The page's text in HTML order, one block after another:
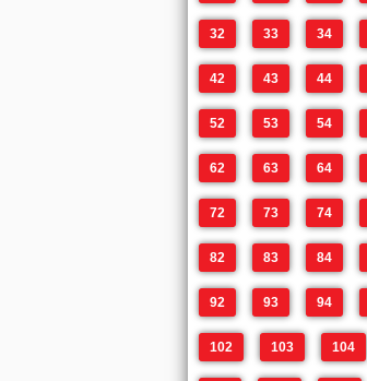
32 33 34
42 43 44
52 53 54
62 63 64
72 73 74
82 83 84
92 93 94
102 103 104